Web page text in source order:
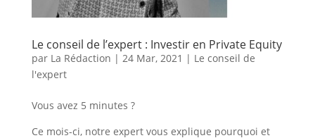
Le conseil de l’expert : Investir en Private Equity
par La Rédaction | 24 Mar, 2021 | Le conseil de
l'expert
Vous avez 5 minutes ?
Ce mois-ci, notre expert vous explique pourquoi et